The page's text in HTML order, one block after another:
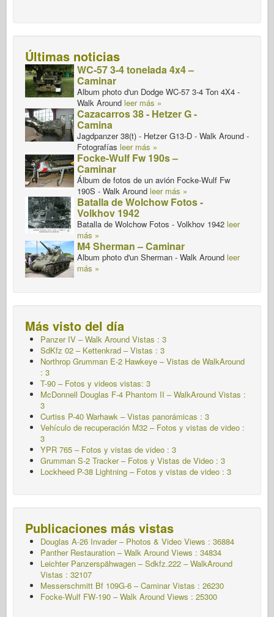
Últimas noticias
WC-57 3-4 tonelada 4x4 –
Caminar
Album photo d'un Dodge WC-57 3-4 Ton 4X4 -
Walk Around leer más »
Cazacarros 38 - Hetzer G -
Camina
Jagdpanzer 38(t) - Hetzer G13-D - Walk Around -
Fotografías leer más »
Focke-Wulf Fw 190s –
Caminar
Álbum de fotos de un avión Focke-Wulf Fw
190S - Walk Around leer más »
Batalla de Wolchow Fotos -
Volkhov 1942
Batalla de Wolchow Fotos - Volkhov 1942 leer
más »
M4 Sherman – Caminar
Album photo d'un Sherman - Walk Around leer
más »
Más visto del día
Panzer IV – Walk Around Vistas : 3
SdKfz 02 – Kettenkrad – Vistas : 3
Northrop Grumman E-2 Hawkeye – Vistas de WalkAround
: 3
T-90 – Fotos y videos vistas: 3
McDonnell Douglas F-4 Phantom II – WalkAround Vistas :
3
Curtiss P-40 Warhawk – Vistas panorámicas : 3
Vehículo de recuperación M32 – Fotos y vistas de video :
3
YPR 765 – Fotos y vistas de video : 3
Grumman S-2 Tracker – Fotos y Vistas de Video : 3
Lockheed P-38 Lightning – Fotos y vistas de video : 3
Publicaciones más vistas
Douglas A-26 Invader – Photos & Video Views : 36884
Panther Restauration – Walk Around Views : 34834
Leichter Panzerspähwagen – Sdkfz.222 – WalkAround
Vistas : 32107
Messerschmitt Bf 109G-6 – CaminarVistas : 26230
Focke-Wulf FW-190 – Walk Around Views : 25300